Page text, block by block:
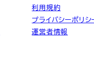
利用規約
プライバシーポリシ
運営者情報